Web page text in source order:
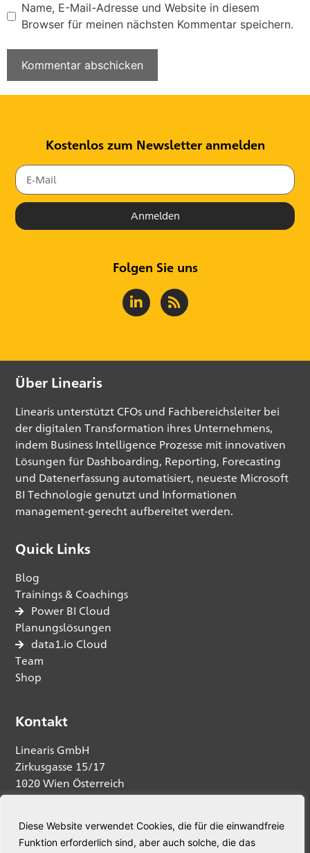
Diese Website verwendet Cookies, die für die einwandfreie
Funktion erforderlich sind, aber auch solche, die das
Name, E-Mail-Adresse und Website in diesem
Browser für meinen nächsten Kommentar speichern.
Kostenlos zum Newsletter anmelden
Anmelden
Folgen Sie uns
Über Linearis
Linearis unterstützt CFOs und Fachbereichsleiter bei
der digitalen Transformation ihres Unternehmens,
indem Business Intelligence Prozesse mit innovativen
Lösungen für Dashboarding, Reporting, Forecasting
und Datenerfassung automatisiert, neueste Microsoft
BI Technologie genutzt und Informationen
management-gerecht aufbereitet werden.
Quick Links
Blog
Trainings & Coachings
Power BI Cloud
Planungslösungen
data1.io Cloud
Team
Shop
Kontakt
Linearis GmbH
Zirkusgasse 15/17
1020 Wien Österreich
Anfrage senden